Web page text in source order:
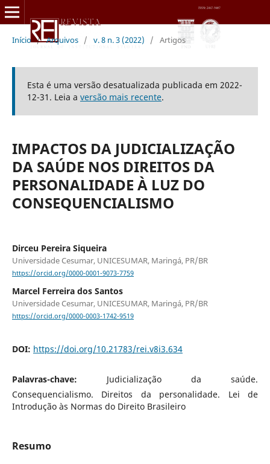
Início / Arquivos / v. 8 n. 3 (2022) / Artigos
Esta é uma versão desatualizada publicada em 2022-
12-31. Leia a versão mais recente.
IMPACTOS DA JUDICIALIZAÇÃO
DA SAÚDE NOS DIREITOS DA
PERSONALIDADE À LUZ DO
CONSEQUENCIALISMO
Dirceu Pereira Siqueira
Universidade Cesumar, UNICESUMAR, Maringá, PR/BR
https://orcid.org/0000-0001-9073-7759
Marcel Ferreira dos Santos
Universidade Cesumar, UNICESUMAR, Maringá, PR/BR
https://orcid.org/0000-0003-1742-9519
DOI: https://doi.org/10.21783/rei.v8i3.634
Palavras-chave: Judicialização da saúde.
Consequencialismo. Direitos da personalidade. Lei de
Introdução às Normas do Direito Brasileiro
Resumo